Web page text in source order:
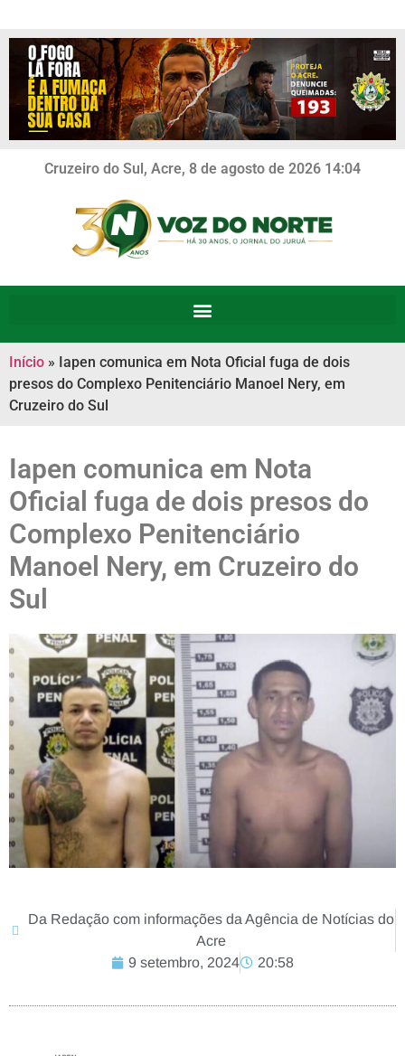
Cruzeiro do Sul, Acre, 8 de agosto de 2026 14:04
Início » Iapen comunica em Nota Oficial fuga de dois
presos do Complexo Penitenciário Manoel Nery, em
Cruzeiro do Sul
Iapen comunica em Nota
Oficial fuga de dois presos do
Complexo Penitenciário
Manoel Nery, em Cruzeiro do
Sul
Da Redação com informações da Agência de Notícias do
Acre
9 setembro, 2024
20:58